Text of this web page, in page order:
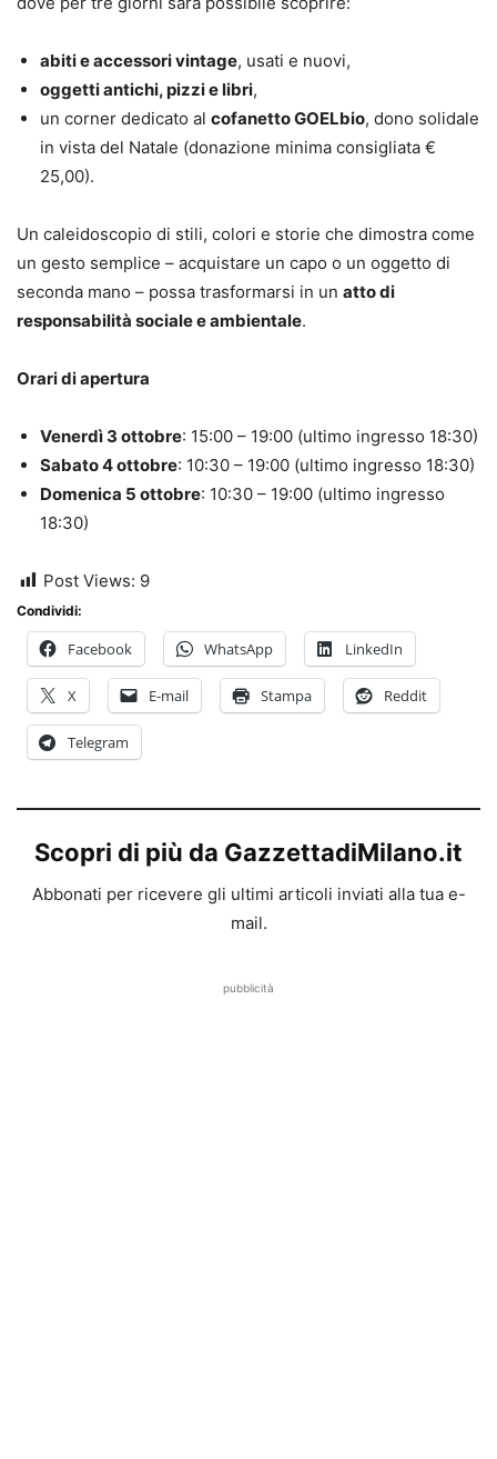
abiti e accessori vintage, usati e nuovi,
oggetti antichi, pizzi e libri,
un corner dedicato al cofanetto GOELbio, dono solidale
in vista del Natale (donazione minima consigliata €
25,00).
Un caleidoscopio di stili, colori e storie che dimostra come
un gesto semplice – acquistare un capo o un oggetto di
seconda mano – possa trasformarsi in un atto di
responsabilità sociale e ambientale.
Orari di apertura
Venerdì 3 ottobre: 15:00 – 19:00 (ultimo ingresso 18:30)
Sabato 4 ottobre: 10:30 – 19:00 (ultimo ingresso 18:30)
Domenica 5 ottobre: 10:30 – 19:00 (ultimo ingresso
18:30)
Post Views: 9
Condividi:
Facebook WhatsApp LinkedIn
X E-mail Stampa Reddit
Telegram
Scopri di più da GazzettadiMilano.it
Abbonati per ricevere gli ultimi articoli inviati alla tua e-
mail.
pubblicità